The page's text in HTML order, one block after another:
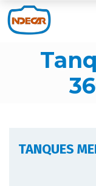
tanque aluminio
TANQUES